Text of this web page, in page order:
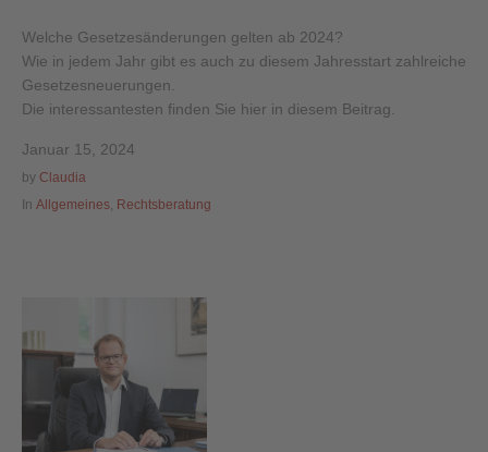
Welche Gesetzesänderungen gelten ab 2024?
Wie in jedem Jahr gibt es auch zu diesem Jahresstart zahlreiche
Gesetzesneuerungen.
Die interessantesten finden Sie hier in diesem Beitrag.
Januar 15, 2024
by Claudia
In Allgemeines, Rechtsberatung